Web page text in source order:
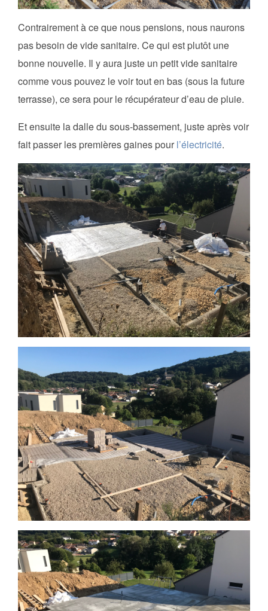
Contrairement à ce que nous pensions, nous naurons
pas besoin de vide sanitaire. Ce qui est plutôt une
bonne nouvelle. Il y aura juste un petit vide sanitaire
comme vous pouvez le voir tout en bas (sous la future
terrasse), ce sera pour le récupérateur d’eau de pluie.
Et ensuite la dalle du sous-bassement, juste après voir
fait passer les premières gaines pour l’électricité.